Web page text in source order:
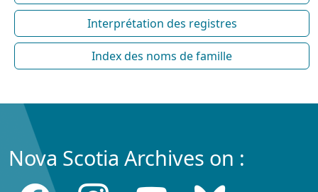
Interprétation des registres
Index des noms de famille
Nova Scotia Archives on :